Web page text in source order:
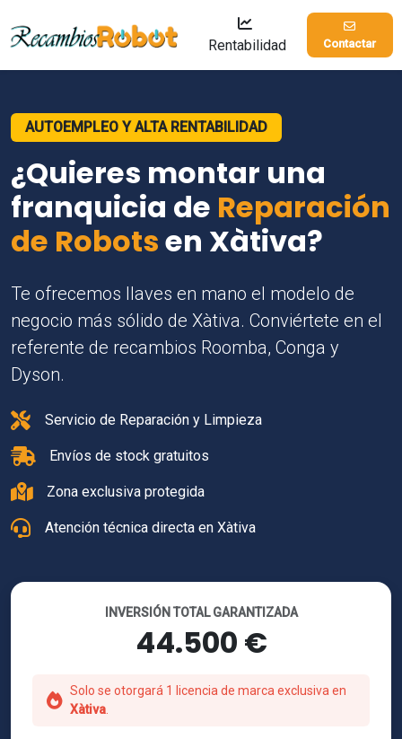
Rentabilidad Contactar
AUTOEMPLEO Y ALTA RENTABILIDAD
¿Quieres montar una
franquicia de Reparación
de Robotsen Xàtiva?
Te ofrecemos llaves en mano el modelo de
negocio más sólido de Xàtiva. Conviértete en el
referente de recambios Roomba, Conga y
Dyson.
Servicio de Reparación y Limpieza
Envíos de stock gratuitos
Zona exclusiva protegida
Atención técnica directa en Xàtiva
INVERSIÓN TOTAL GARANTIZADA
44.500 €
Solo se otorgará 1 licencia de marca exclusiva en
Xàtiva